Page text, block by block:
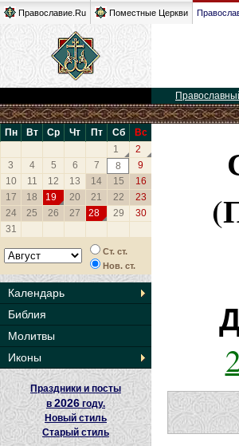
Православие.Ru Поместные Церкви
Пн Вт Ср Чт Пт Сб
Вс
1
2
3
4 5 6 7 8
9
10
11 12 13 14 15
16
17
18 19 20 21 22
23
24
25 26 27 28 29
30
31
Ст. ст.
Нов. ст.
Календарь
Библия
Молитвы
Иконы
Праздники и посты
в2026 году.
Новый стиль
Старый стиль